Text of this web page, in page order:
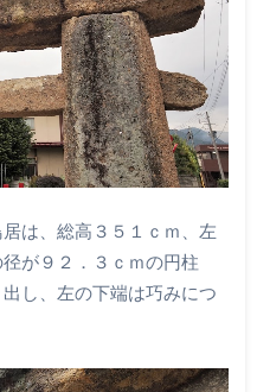
は、総高３５１ｃｍ、左
が９２．３ｃｍの円柱
し、左の下端は巧みにつ